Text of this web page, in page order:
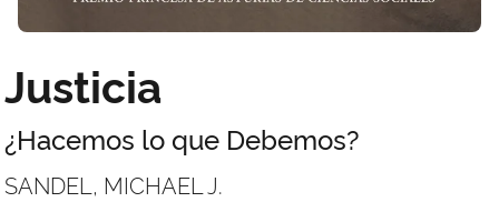
Justicia
¿Hacemos lo que Debemos?
SANDEL, MICHAEL J.